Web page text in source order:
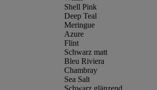
Shell Pink
Deep Teal
Meringue
Azure
Flint
Schwarz matt
Bleu Riviera
Chambray
Sea Salt
Schwarz glänzend